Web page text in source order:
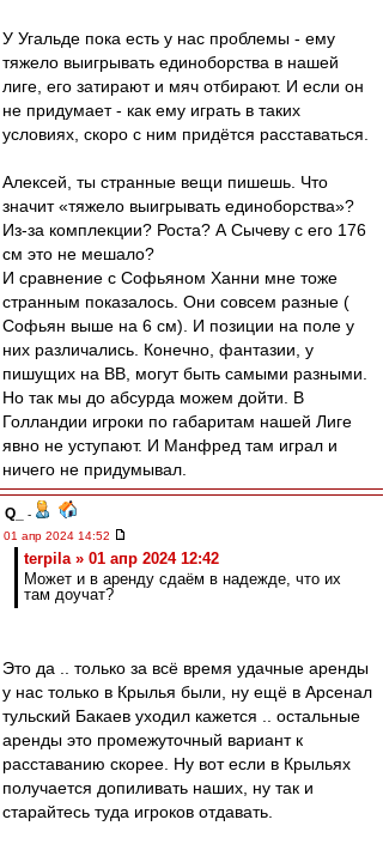
У Угальде пока есть у нас проблемы - ему
тяжело выигрывать единоборства в нашей
лиге, его затирают и мяч отбирают. И если он
не придумает - как ему играть в таких
условиях, скоро с ним придётся расставаться.
Алексей, ты странные вещи пишешь. Что
значит «тяжело выигрывать единоборства»?
Из-за комплекции? Роста? А Сычеву с его 176
см это не мешало?
И сравнение с Софьяном Ханни мне тоже
странным показалось. Они совсем разные (
Софьян выше на 6 см). И позиции на поле у
них различались. Конечно, фантазии, у
пишущих на ВВ, могут быть самыми разными.
Но так мы до абсурда можем дойти. В
Голландии игроки по габаритам нашей Лиге
явно не уступают. И Манфред там играл и
ничего не придумывал.
Q_
-
01 апр 2024 14:52
terpila » 01 апр 2024 12:42
Может и в аренду сдаём в надежде, что их
там доучат?
Это да .. только за всё время удачные аренды
у нас только в Крылья были, ну ещё в Арсенал
тульский Бакаев уходил кажется .. остальные
аренды это промежуточный вариант к
расставанию скорее. Ну вот если в Крыльях
получается допиливать наших, ну так и
старайтесь туда игроков отдавать.